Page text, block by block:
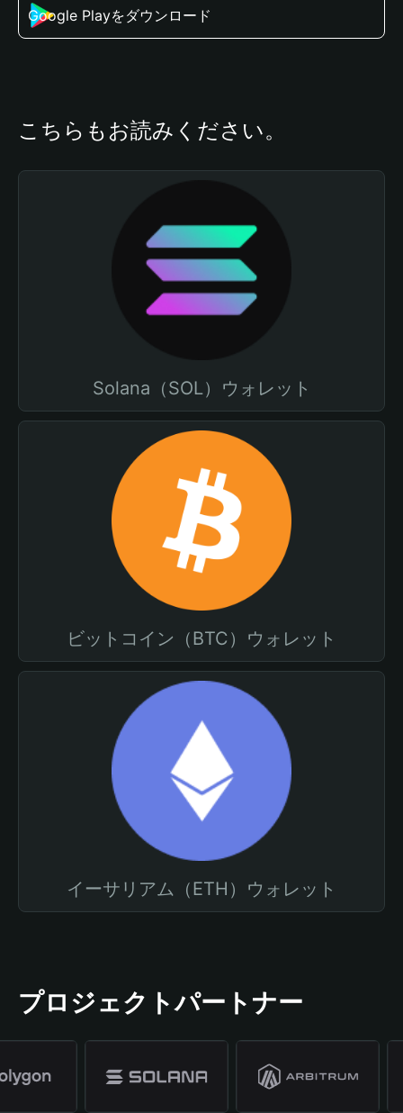
Google Playをダウンロード
こちらもお読みください。
Solana（SOL）ウォレット
ビットコイン（BTC）ウォレット
イーサリアム（ETH）ウォレット
プロジェクトパートナー